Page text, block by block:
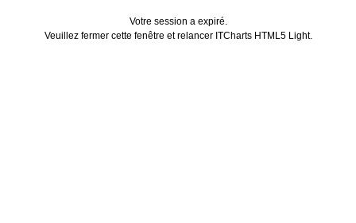
Votre session a expiré.
Veuillez fermer cette fenêtre et relancer ITCharts HTML5 Light.